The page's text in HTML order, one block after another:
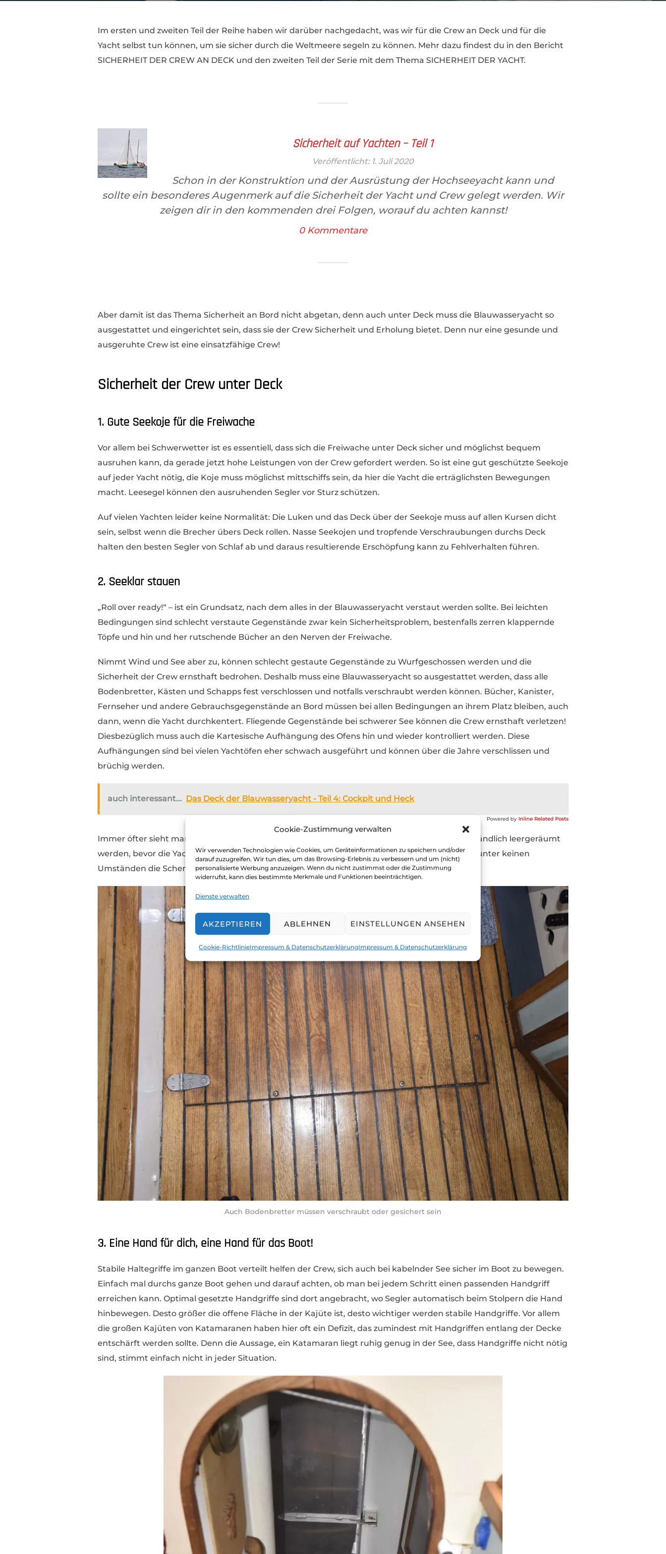
Cookie-Zustimmung verwalten
Wir verwenden Technologien wie Cookies, um Geräteinformationen zu speichern und/oder
darauf zuzugreifen. Wir tun dies, um das Browsing-Erlebnis zu verbessern und um (nicht)
personalisierte Werbung anzuzeigen. Wenn du nicht zustimmst oder die Zustimmung
widerrufst, kann dies bestimmte Merkmale und Funktionen beeinträchtigen.
Dienste verwalten
AKZEPTIEREN ABLEHNEN EINSTELLUNGEN ANSEHEN
Cookie-RichtlinieImpressum & DatenschutzerklärungImpressum & Datenschutzerklärung
Im ersten und zweiten Teil der Reihe haben wir darüber nachgedacht, was wir für die Crew an Deck und für die
Yacht selbst tun können, um sie sicher durch die Weltmeere segeln zu können. Mehr dazu findest du in den Bericht
SICHERHEIT DER CREW AN DECK und den zweiten Teil der Serie mit dem Thema SICHERHEIT DER YACHT.
Sicherheit auf Yachten – Teil 1
Veröffentlicht: 1. Juli 2020
Schon in der Konstruktion und der Ausrüstung der Hochseeyacht kann und
sollte ein besonderes Augenmerk auf die Sicherheit der Yacht und Crew gelegt werden. Wir
zeigen dir in den kommenden drei Folgen, worauf du achten kannst!
0 Kommentare
Aber damit ist das Thema Sicherheit an Bord nicht abgetan, denn auch unter Deck muss die Blauwasseryacht so
ausgestattet und eingerichtet sein, dass sie der Crew Sicherheit und Erholung bietet. Denn nur eine gesunde und
ausgeruhte Crew ist eine einsatzfähige Crew!
Sicherheit der Crew unter Deck
1. Gute Seekoje für die Freiwache
Vor allem bei Schwerwetter ist es essentiell, dass sich die Freiwache unter Deck sicher und möglichst bequem
ausruhen kann, da gerade jetzt hohe Leistungen von der Crew gefordert werden. So ist eine gut geschützte Seekoje
auf jeder Yacht nötig, die Koje muss möglichst mittschiffs sein, da hier die Yacht die erträglichsten Bewegungen
macht. Leesegel können den ausruhenden Segler vor Sturz schützen.
Auf vielen Yachten leider keine Normalität: Die Luken und das Deck über der Seekoje muss auf allen Kursen dicht
sein, selbst wenn die Brecher übers Deck rollen. Nasse Seekojen und tropfende Verschraubungen durchs Deck
halten den besten Segler von Schlaf ab und daraus resultierende Erschöpfung kann zu Fehlverhalten führen.
2. Seeklar stauen
„Roll over ready!“ – ist ein Grundsatz, nach dem alles in der Blauwasseryacht verstaut werden sollte. Bei leichten
Bedingungen sind schlecht verstaute Gegenstände zwar kein Sicherheitsproblem, bestenfalls zerren klappernde
Töpfe und hin und her rutschende Bücher an den Nerven der Freiwache.
Nimmt Wind und See aber zu, können schlecht gestaute Gegenstände zu Wurfgeschossen werden und die
Sicherheit der Crew ernsthaft bedrohen. Deshalb muss eine Blauwasseryacht so ausgestattet werden, dass alle
Bodenbretter, Kästen und Schapps fest verschlossen und notfalls verschraubt werden können. Bücher, Kanister,
Fernseher und andere Gebrauchsgegenstände an Bord müssen bei allen Bedingungen an ihrem Platz bleiben, auch
dann, wenn die Yacht durchkentert. Fliegende Gegenstände bei schwerer See können die Crew ernsthaft verletzen!
Diesbezüglich muss auch die Kartesische Aufhängung des Ofens hin und wieder kontrolliert werden. Diese
Aufhängungen sind bei vielen Yachtöfen eher schwach ausgeführt und können über die Jahre verschlissen und
brüchig werden.
auch interessant... Das Deck der Blauwasseryacht - Teil 4: Cockpit und Heck
Powered by Inline Related Posts
Immer öfter sieht man an Bord verschiedenen Yachten Messerblöcke – sie müssen selbstverständlich leergeräumt
werden, bevor die Yacht den Hafen verlässt. Auch Glas an Bord muss so gestaut werden, dass unter keinen
Umständen die Scherben durchs Schiff fliegen.
Auch Bodenbretter müssen verschraubt oder gesichert sein
3. Eine Hand für dich, eine Hand für das Boot!
Stabile Haltegriffe im ganzen Boot verteilt helfen der Crew, sich auch bei kabelnder See sicher im Boot zu bewegen.
Einfach mal durchs ganze Boot gehen und darauf achten, ob man bei jedem Schritt einen passenden Handgriff
erreichen kann. Optimal gesetzte Handgriffe sind dort angebracht, wo Segler automatisch beim Stolpern die Hand
hinbewegen. Desto größer die offene Fläche in der Kajüte ist, desto wichtiger werden stabile Handgriffe. Vor allem
die großen Kajüten von Katamaranen haben hier oft ein Defizit, das zumindest mit Handgriffen entlang der Decke
entschärft werden sollte. Denn die Aussage, ein Katamaran liegt ruhig genug in der See, dass Handgriffe nicht nötig
sind, stimmt einfach nicht in jeder Situation.